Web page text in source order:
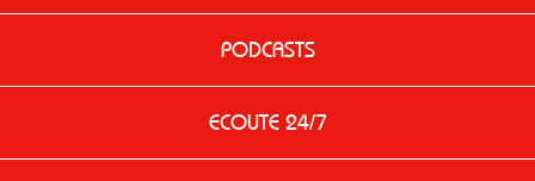
PODCASTS
ECOUTE 24/7